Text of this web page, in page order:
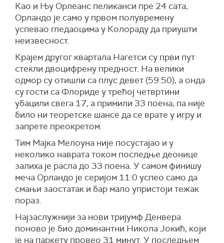
Као и Њу Орлеанс пеликанси пре 24 сата,
Орландо је само у првом полувремену
успевао гледаоцима у Колораду да приушти
неизвесност.
Крајем другог квартала Нагетси су први пут
стекли двоцифрену предност. На велики
одмор су отишли са плус девет (59:50), а онда
су гости са Флориде у трећој четвртини
убацили свега 17, а примили 33 поена, па није
било ни теоретске шансе да се врате у игру и
запрете преокретом.
Тим Мајка Мелоуна није посустајао и у
неколико наврата током последње деонице
залиха је расла до 33 поена. У самом финишу
меча Орландо је серијом 11:0 успео само да
смањи заостатак и бар мало упристоји тежак
пораз.
Најзаслужнији за нови тријумф Денвера
поново је био доминантни Никола Јокић, који
је на паркету провео 31 минут. У последњем